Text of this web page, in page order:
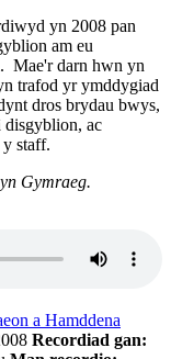
yn 2008 pan
am eu
Mae'r darn hwn yn
trafod yr ymddygiad
dros brydau bwys,
disgyblion, ac
y staff.
Gymraeg.
a Hamddena
Recordiad gan: